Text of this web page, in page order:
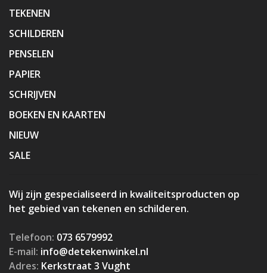
TEKENEN
SCHILDEREN
PENSELEN
PAPIER
SCHRIJVEN
BOEKEN EN KAARTEN
NIEUW
SALE
Wij zijn gespecialiseerd in kwaliteitsproducten op
het gebied van tekenen en schilderen.
Telefoon: 073 6579992
E-mail: info@detekenwinkel.nl
Adres: Kerkstraat 3 Vught